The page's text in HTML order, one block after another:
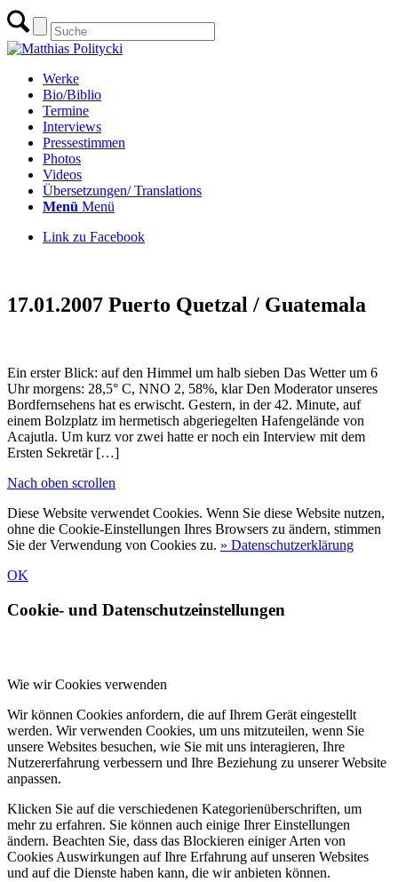
Werke
Bio/Biblio
Termine
Interviews
Pressestimmen
Photos
Videos
Übersetzungen/ Translations
Menü Menü
Link zu Facebook
17.01.2007 Puerto Quetzal / Guatemala
Ein erster Blick: auf den Himmel um halb sieben Das Wetter um 6
Uhr morgens: 28,5° C, NNO 2, 58%, klar Den Moderator unseres
Bordfernsehens hat es erwischt. Gestern, in der 42. Minute, auf
einem Bolzplatz im hermetisch abgeriegelten Hafengelände von
Acajutla. Um kurz vor zwei hatte er noch ein Interview mit dem
Ersten Sekretär […]
Nach oben scrollen
Diese Website verwendet Cookies. Wenn Sie diese Website nutzen,
ohne die Cookie-Einstellungen Ihres Browsers zu ändern, stimmen
Sie der Verwendung von Cookies zu. » Datenschutzerklärung
OK
Cookie- und Datenschutzeinstellungen
Wie wir Cookies verwenden
Wir können Cookies anfordern, die auf Ihrem Gerät eingestellt
werden. Wir verwenden Cookies, um uns mitzuteilen, wenn Sie
unsere Websites besuchen, wie Sie mit uns interagieren, Ihre
Nutzererfahrung verbessern und Ihre Beziehung zu unserer Website
anpassen.
Klicken Sie auf die verschiedenen Kategorienüberschriften, um
mehr zu erfahren. Sie können auch einige Ihrer Einstellungen
ändern. Beachten Sie, dass das Blockieren einiger Arten von
Cookies Auswirkungen auf Ihre Erfahrung auf unseren Websites
und auf die Dienste haben kann, die wir anbieten können.